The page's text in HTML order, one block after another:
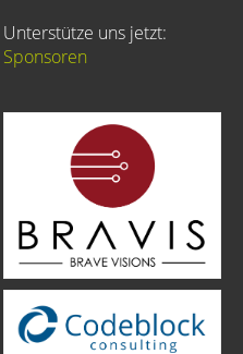
Unterstütze uns jetzt:
Sponsoren